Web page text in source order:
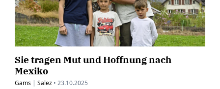
Sie tragen Mut und Hoffnung nach
Mexiko
Gams | Salez • 23.10.2025